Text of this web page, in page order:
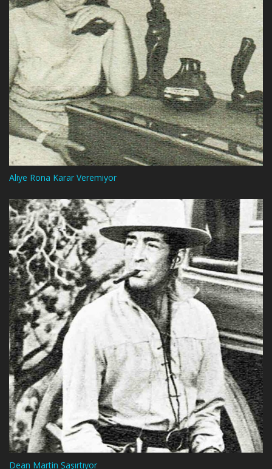
Aliye Rona Karar Veremiyor
Dean Martin Şaşırtıyor